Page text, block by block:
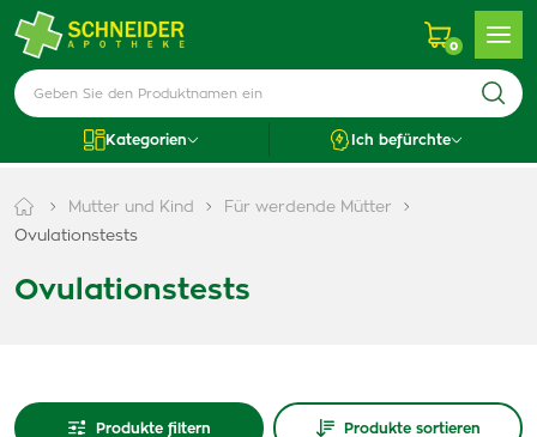
0
Kategorien Ich befürchte
Mutter und Kind
Für werdende Mütter
Ovulationstests
Ovulationstests
Produkte filtern Produkte sortieren